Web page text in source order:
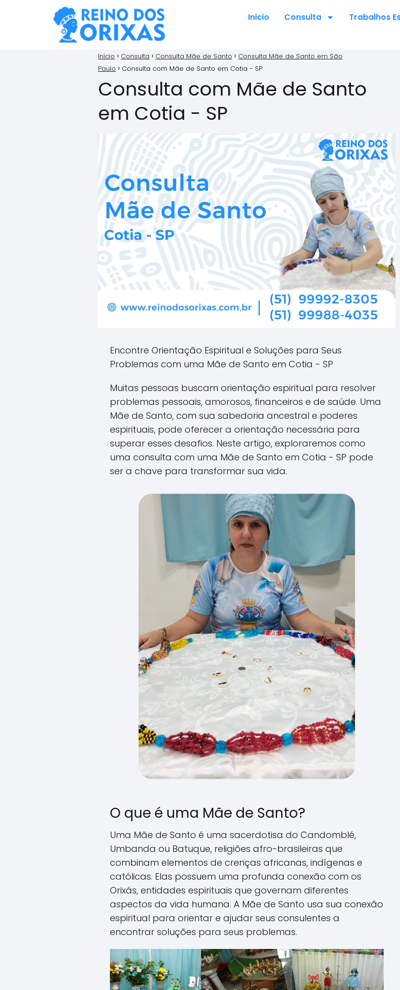
Inicio Consulta Trabalhos
Início Consulta Consulta Mãe de Santo
Consulta Mãe de Santo em São
Paulo
Consulta com Mãe de Santo em Cotia - SP
Consulta com Mãe de Santo
em Cotia - SP
Encontre Orientação Espiritual e Soluções para Seus
Problemas com uma Mãe de Santo em Cotia - SP
Muitas pessoas buscam orientação espiritual para resolver
problemas pessoais, amorosos, financeiros e de saúde. Uma
Mãe de Santo, com sua sabedoria ancestral e poderes
espirituais, pode oferecer a orientação necessária para
superar esses desafios. Neste artigo, exploraremos como
uma consulta com uma Mãe de Santo em Cotia - SP pode
ser a chave para transformar sua vida.
O que é uma Mãe de Santo?
Uma Mãe de Santo é uma sacerdotisa do Candomblé,
Umbanda ou Batuque, religiões afro-brasileiras que
combinam elementos de crenças africanas, indígenas e
católicas. Elas possuem uma profunda conexão com os
Orixás, entidades espirituais que governam diferentes
aspectos da vida humana. A Mãe de Santo usa sua conexão
espiritual para orientar e ajudar seus consulentes a
encontrar soluções para seus problemas.